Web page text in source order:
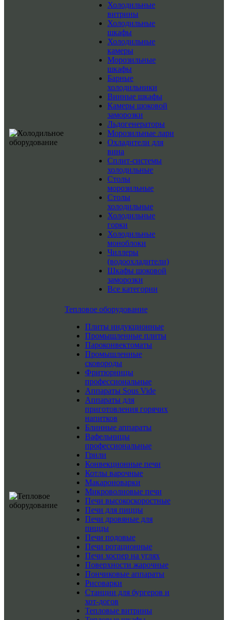
Холодильные
витрины
Холодильные
шкафы
Холодильные
камеры
Морозильные
шкафы
Барные
холодильники
Винные шкафы
Камеры шоковой
заморозки
Льдогенераторы
Морозильные лари
Охладители для
вина
Сплит-системы
холодильные
Столы
морозильные
Столы
холодильные
Холодильные
горки
Холодильные
моноблоки
Чиллеры
(водоохладители)
Шкафы шоковой
заморозки
Все категории
Тепловое оборудование
Плиты индукционные
Промышленные плиты
Пароконвектоматы
Промышленные
сковороды
Фритюрницы
профессиональные
Аппараты Sous Vide
Аппараты для
приготовления горячих
напитков
Блинные аппараты
Вафельницы
профессиональные
Грили
Конвекционные печи
Котлы варочные
Макароноварки
Микроволновые печи
Печи высокоскоростные
Печи для пиццы
Печи дровяные для
пиццы
Печи подовые
Печи ротационные
Печи хоспер на углях
Поверхности жарочные
Пончиковые аппараты
Рисоварки
Станции для бургеров и
хот-догов
Тепловые витрины